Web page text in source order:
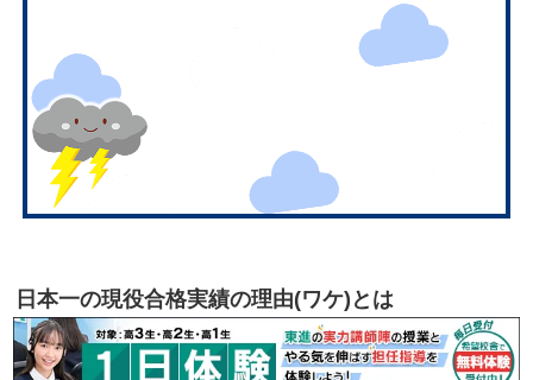
日本一の現役合格実績の理由(ワケ)とは